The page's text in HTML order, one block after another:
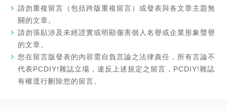
請勿重複留言（包括跨版重複留言）或發表與各文章主題無
關的文章。
請勿張貼涉及未經證實或明顯傷害個人名譽或企業形象聲譽
的文章。
您在留言版發表的內容需自負言論之法律責任，所有言論不
代表PCDIY!雜誌立場，違反上述規定之留言，PCDIY!雜誌
有權逕行刪除您的留言。